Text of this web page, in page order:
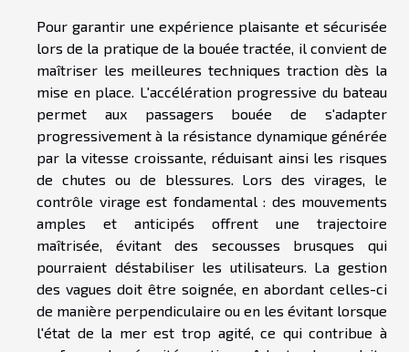
Pour garantir une expérience plaisante et sécurisée
lors de la pratique de la bouée tractée, il convient de
maîtriser les meilleures techniques traction dès la
mise en place. L'accélération progressive du bateau
permet aux passagers bouée de s'adapter
progressivement à la résistance dynamique générée
par la vitesse croissante, réduisant ainsi les risques
de chutes ou de blessures. Lors des virages, le
contrôle virage est fondamental : des mouvements
amples et anticipés offrent une trajectoire
maîtrisée, évitant des secousses brusques qui
pourraient déstabiliser les utilisateurs. La gestion
des vagues doit être soignée, en abordant celles-ci
de manière perpendiculaire ou en les évitant lorsque
l'état de la mer est trop agité, ce qui contribue à